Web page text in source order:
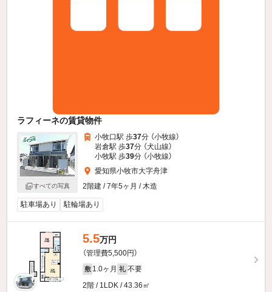
ラフィーネの賃貸物件
すべての写真
小牧口駅 歩37分 （小牧線）
岩倉駅 歩37分 （犬山線）
小牧駅 歩39分 （小牧線）
愛知県小牧市大字舟津
2階建 / 7年5ヶ月 / 木造
駐車場あり 駐輪場あり
5.5万円
（管理費5,500円）
敷 1.0ヶ月 礼 不要
2階 / 1LDK / 43.36㎡